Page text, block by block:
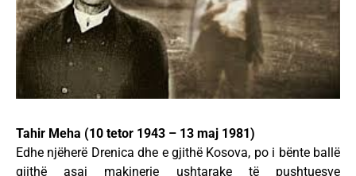
Tahir Meha (10 tetor 1943 – 13 maj 1981)
Edhe njëherë Drenica dhe e gjithë Kosova, po i bënte ballë
gjithë asaj makinerie ushtarake të pushtuesve